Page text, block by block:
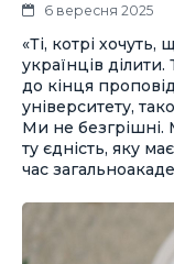
6 вересня 2025
«Ті, котрі хочуть,
українців
до кінця
університету,
Ми не безгрішні.
ту єдність, яку
час